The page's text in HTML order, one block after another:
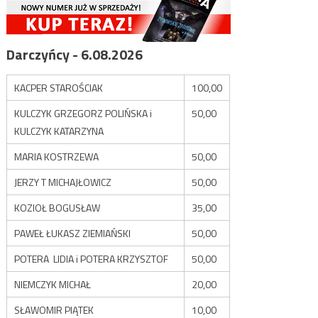
Darczyńcy - 6.08.2026
KACPER STAROŚCIAK
100,00
KULCZYK GRZEGORZ POLIŃSKA i
KULCZYK KATARZYNA
50,00
MARIA KOSTRZEWA
50,00
JERZY T MICHAJŁOWICZ
50,00
KOZIOŁ BOGUSŁAW
35,00
PAWEŁ ŁUKASZ ZIEMIAŃSKI
50,00
POTERA LIDIA i POTERA KRZYSZTOF
50,00
NIEMCZYK MICHAŁ
20,00
SŁAWOMIR PIĄTEK
10,00